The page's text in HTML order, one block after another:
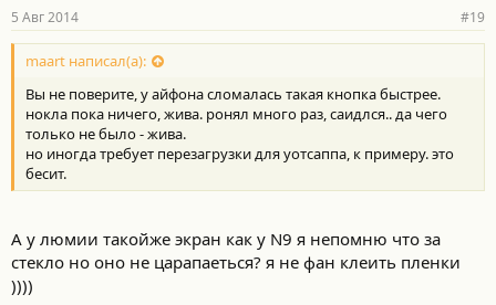
н
о
с
и
:
5 Авг 2014 #19
maart написал(а):
Вы не поверите, у айфона сломалась такая кнопка быстрее.
нокла пока ничего, жива. ронял много раз, саидлся.. да чего
только не было - жива.
но иногда требует перезагрузки для уотсаппа, к примеру. это
бесит.
А у люмии такойже экран как у N9 я непомню что за
стекло но оно не царапаеться? я не фан клеить пленки
))))